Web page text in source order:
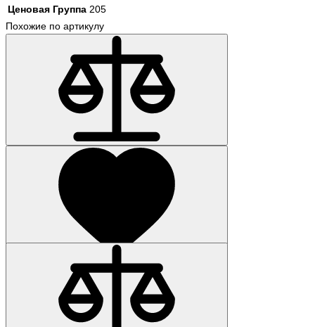
Ценовая Группа 205
Похожие по артикулу